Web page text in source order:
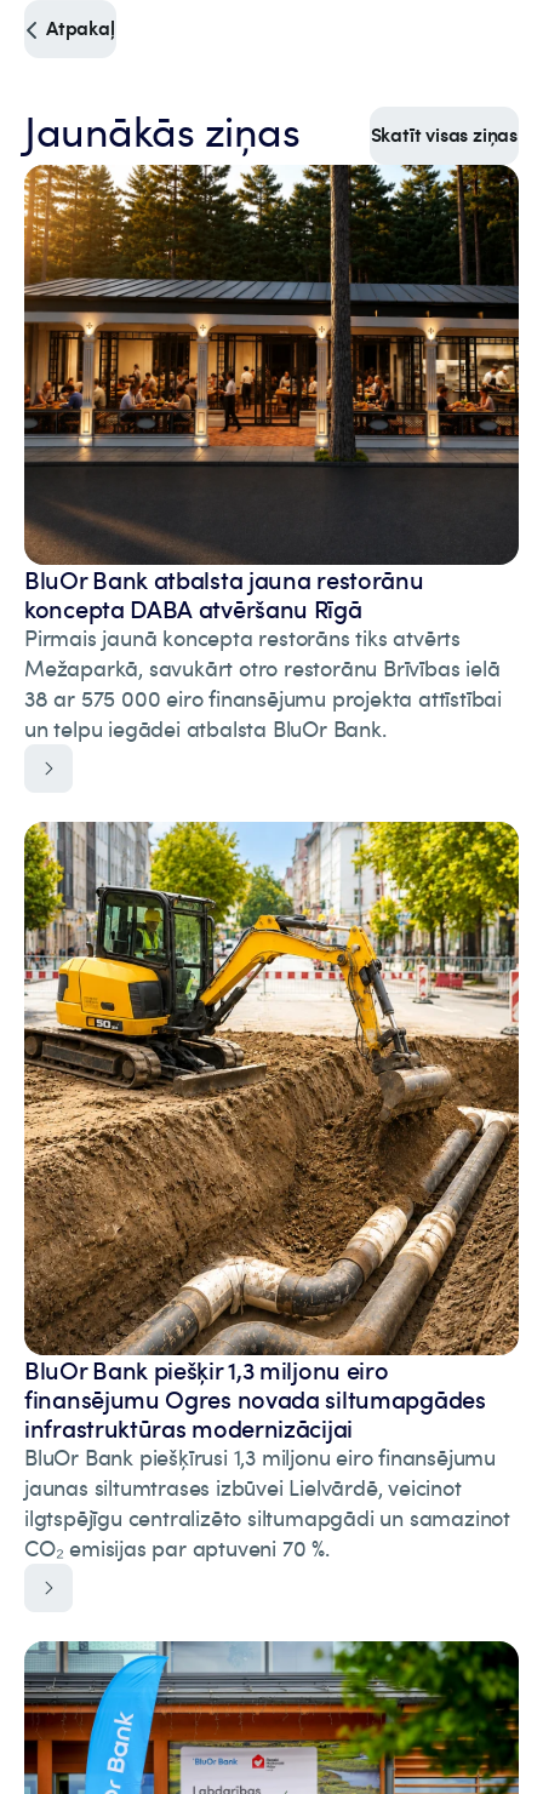
Atpakaļ
Jaunākās ziņas Skatīt visas ziņas
BluOr Bank atbalsta jauna restorānu
koncepta DABA atvēršanu Rīgā
Pirmais jaunā koncepta restorāns tiks atvērts
Mežaparkā, savukārt otro restorānu Brīvības ielā
38 ar 575 000 eiro finansējumu projekta attīstībai
un telpu iegādei atbalsta BluOr Bank.
BluOr Bank piešķir 1,3 miljonu eiro
finansējumu Ogres novada siltumapgādes
infrastruktūras modernizācijai
BluOr Bank piešķīrusi 1,3 miljonu eiro finansējumu
jaunas siltumtrases izbūvei Lielvārdē, veicinot
ilgtspējīgu centralizēto siltumapgādi un samazinot
CO₂ emisijas par aptuveni 70 %.